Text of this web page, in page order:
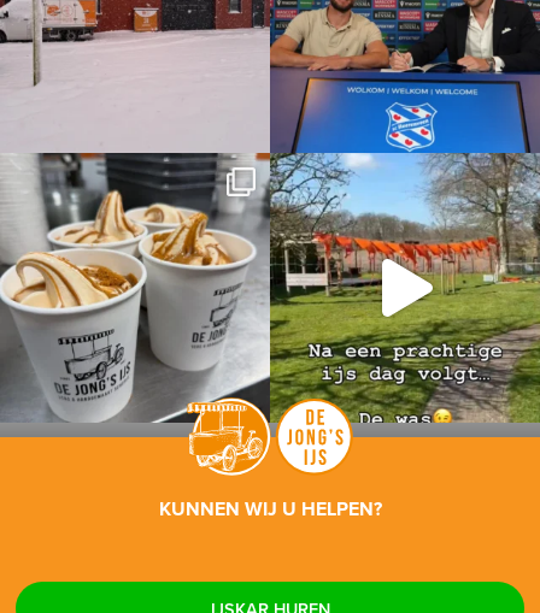
KUNNEN WIJ U HELPEN?